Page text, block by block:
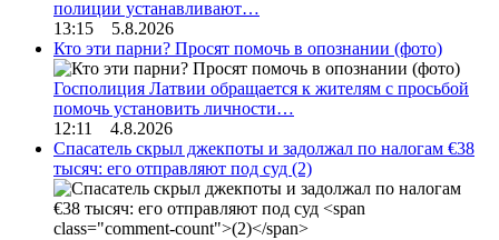
полиции устанавливают…
13:15 5.8.2026
Кто эти парни? Просят помочь в опознании (фото)
Госполиция Латвии обращается к жителям с просьбой
помочь установить личности…
12:11 4.8.2026
Спасатель скрыл джекпоты и задолжал по налогам €38
тысяч: его отправляют под суд (2)